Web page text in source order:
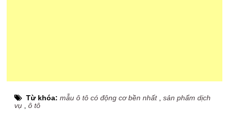
Từ khóa:mẫu ô tô có động cơ bền nhất,sản phẩm dịch
vụ ,ô tô